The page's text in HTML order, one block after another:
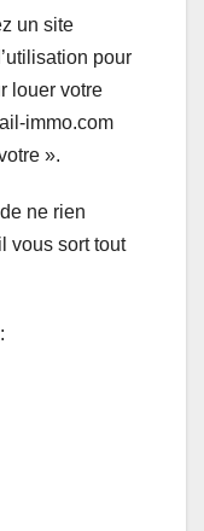
un site
pour
louer votre
immo.com
».
ne rien
vous sort tout